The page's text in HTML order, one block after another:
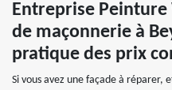
Entreprise
de maçonnerie à
pratique des prix
Si vous avez une façade à réparer,